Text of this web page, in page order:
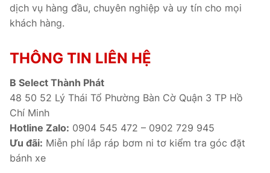
dịch vụ hàng đầu, chuyên nghiệp và uy tín cho mọi
khách hàng.
THÔNG TIN LIÊN HỆ
B Select Thành Phát
48 50 52 Lý Thái Tổ Phường Bàn Cờ Quận 3 TP Hồ
Chí Minh
Hotline Zalo: 0904 545 472 – 0902 729 945
Ưu đãi: Miễn phí lắp ráp bơm ni tơ kiểm tra góc đặt
bánh xe